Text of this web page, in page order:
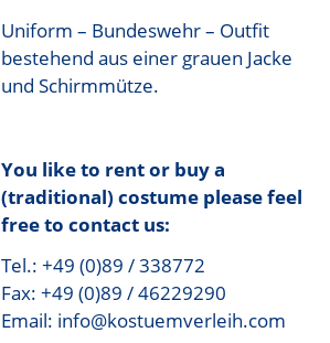
Uniform – Bundeswehr – Outfit
bestehend aus einer grauen Jacke
und Schirmmütze.
You like to rent or buy a
(traditional) costume please feel
free to contact us:
Tel.: +49 (0)89 / 338772
Fax: +49 (0)89 / 46229290
Email: info@kostuemverleih.com